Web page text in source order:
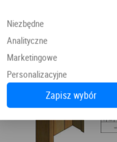
Niezbędne
Analityczne
Marketingowe
Personalizacyjne
Zapisz wybór